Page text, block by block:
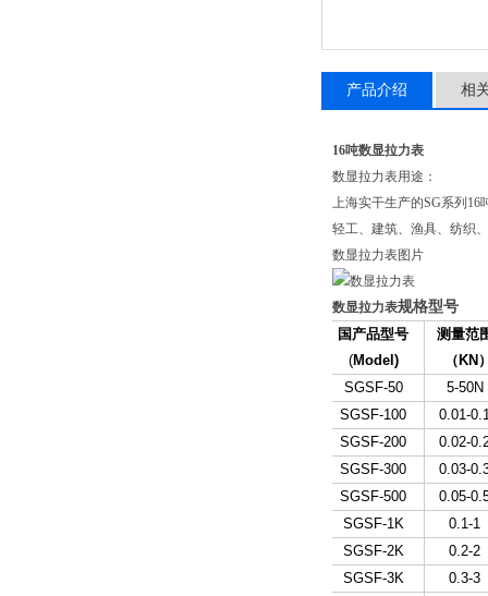
产品介绍 相
16吨数显拉力表
数显拉力表用
上海实干生产的SG系列
轻工、建筑、渔具、纺织
数显拉力表图片
数显拉力表规格型号
国产品型号
(Model)
测量范
（ KN
SGSF-50
5-50N
SGSF-100
0.01-
SGSF-200
0.02-
SGSF-300
0.03-
SGSF-500
0.05-
SGSF-1K
0.1-1
SGSF-2K
0.2-2
SGSF-3K
0.3-3